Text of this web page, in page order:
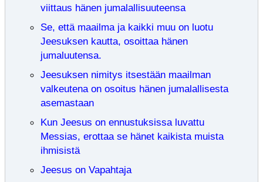
viittaus hänen jumalallisuuteensa
Se, että maailma ja kaikki muu on luotu
Jeesuksen kautta, osoittaa hänen
jumaluutensa.
Jeesuksen nimitys itsestään maailman
valkeutena on osoitus hänen jumalallisesta
asemastaan
Kun Jeesus on ennustuksissa luvattu
Messias, erottaa se hänet kaikista muista
ihmisistä
Jeesus on Vapahtaja